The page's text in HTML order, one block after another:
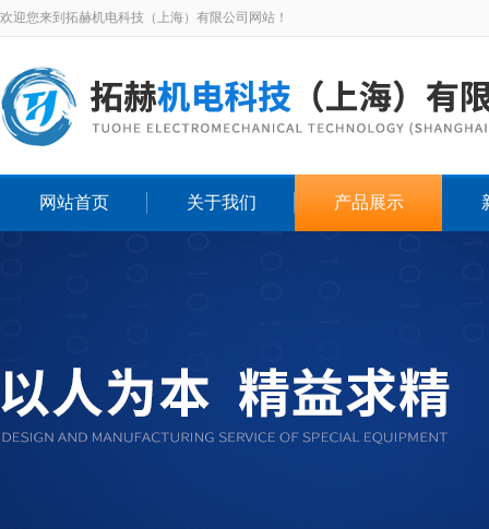
欢迎您来到拓赫机电科技（上海）有限公司网站！
网站首页 关于我们 产品展示